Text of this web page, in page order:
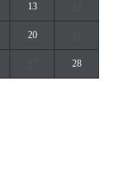
13
20
28